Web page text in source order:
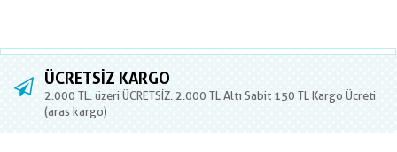
ÜCRETSIZ KARGO
2.000 TL. üzeri ÜCRETSİZ. 2.000 TL Altı Sabit 150 TL Kargo Ücreti
(aras kargo)